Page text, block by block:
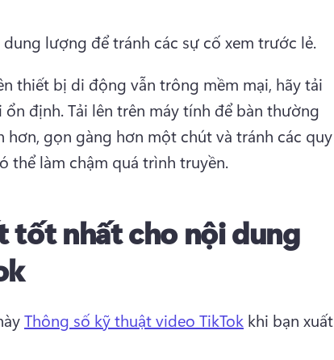
lượng để tránh các sự cố xem trước lẻ.
thiết bị di động vẫn trông mềm mại, hãy tải
ổn định. Tải lên trên máy tính để bàn thường
hơn, gọn gàng hơn một chút và tránh các quy
thể làm chậm quá trình truyền.
tốt nhất cho nội dung
Thông số kỹ thuật video TikTok khi bạn xuất